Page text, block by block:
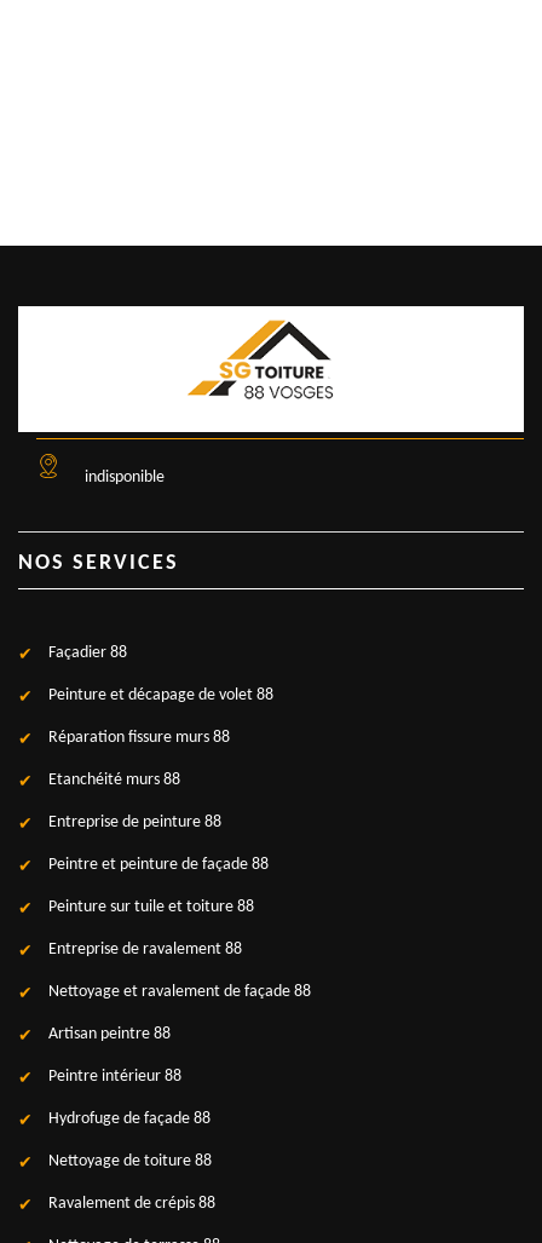
indisponible
NOS SERVICES
Façadier 88
Peinture et décapage de volet 88
Réparation fissure murs 88
Etanchéité murs 88
Entreprise de peinture 88
Peintre et peinture de façade 88
Peinture sur tuile et toiture 88
Entreprise de ravalement 88
Nettoyage et ravalement de façade 88
Artisan peintre 88
Peintre intérieur 88
Hydrofuge de façade 88
Nettoyage de toiture 88
Ravalement de crépis 88